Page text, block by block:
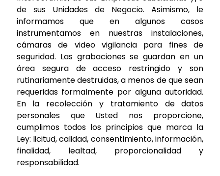
de sus Unidades de Negocio. Asimismo, le
informamos que en algunos casos
instrumentamos en nuestras instalaciones,
cámaras de video vigilancia para fines de
seguridad. Las grabaciones se guardan en un
área segura de acceso restringido y son
rutinariamente destruidas, a menos de que sean
requeridas formalmente por alguna autoridad.
En la recolección y tratamiento de datos
personales que Usted nos proporcione,
cumplimos todos los principios que marca la
Ley: licitud, calidad, consentimiento, información,
finalidad, lealtad, proporcionalidad y
responsabilidad.